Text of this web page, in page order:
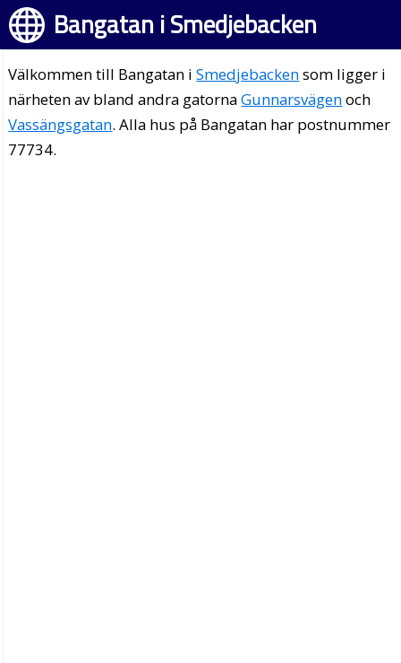
Bangatan i Smedjebacken
Välkommen till Bangatan iSmedjebackensom ligger i
närheten av bland andra gatornaGunnarsvägenoch
Vassängsgatan. Alla hus på Bangatan har postnummer
77734.